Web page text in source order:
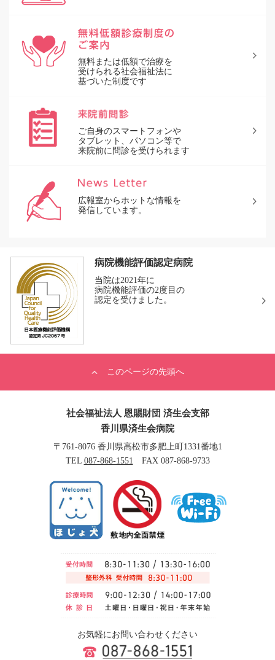
無料または低額で治療を
受けられる社会福祉法に
基づいた制度です
ご自身のスマートフォンや
タブレット、パソコン等で
来院前に問診を受けられます
広報室からホットな情報を
発信しています。
病院機能評価認定病院
当院は2021年に
病院機能評価の2度目の
認定を受けました。
このページの先頭へ
社会福祉法人 恩賜財団 済生会支部
香川県済生会病院
〒761-8076 香川県高松市多肥上町1331番地1
TEL 087-868-1551 FAX 087-868-9733
お気軽にお問い合わせください